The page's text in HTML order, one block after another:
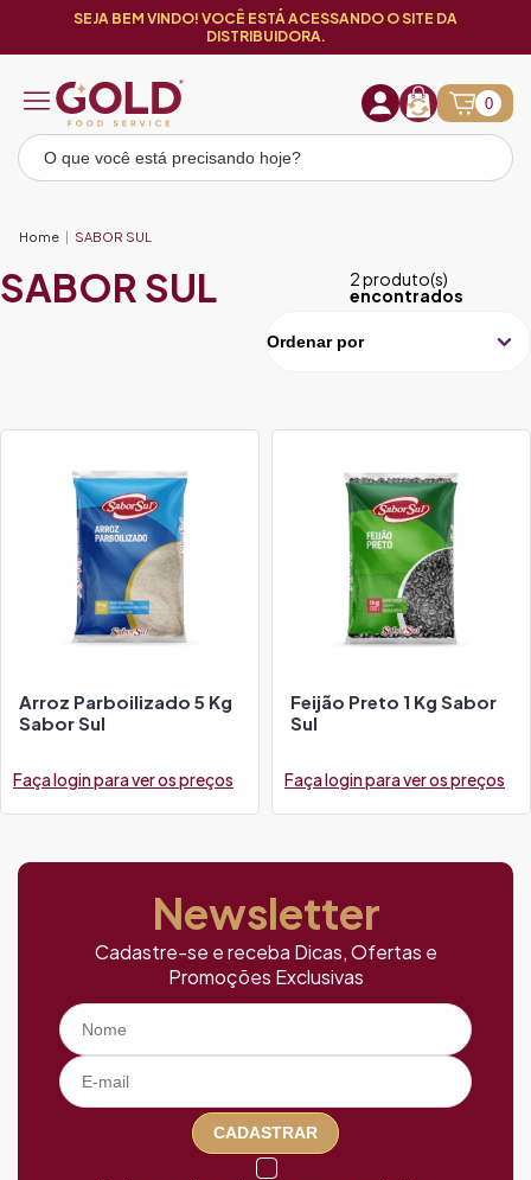
SEJA BEM VINDO! VOCÊ ESTÁ ACESSANDO O SITE DA
DISTRIBUIDORA.
0
Home SABOR SUL
SABOR SUL 2 produto(s)
encontrados
Arroz Parboilizado 5 Kg
Sabor Sul
Faça login para ver os preços
Feijão Preto 1 Kg Sabor
Sul
Faça login para ver os preços
Newsletter
Cadastre-se e receba Dicas, Ofertas e
Promoções Exclusivas
CADASTRAR